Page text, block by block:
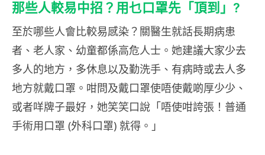
那些人較易中招？用乜口罩先「頂到」?
至於哪些人會比較易感染？關醫生就話長期病患
者、老人家、幼童都係高危人士。她建議大家少去
多人的地方，多休息以及勤洗手、有病時或去人多
地方就戴口罩。咁問及戴口罩使唔使戴啲厚少少、
或者咩牌子最好，她笑笑口說「唔使咁誇張！普通
手術用口罩 (外科口罩) 就得。」